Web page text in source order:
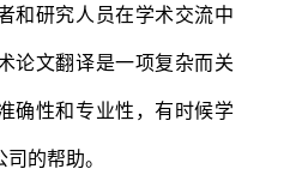
研究人员在学术交流中
论文翻译是一项复杂而关
确性和专业性，有时候学
的帮助。